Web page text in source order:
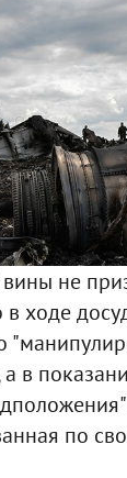
не
в ходе
в
по